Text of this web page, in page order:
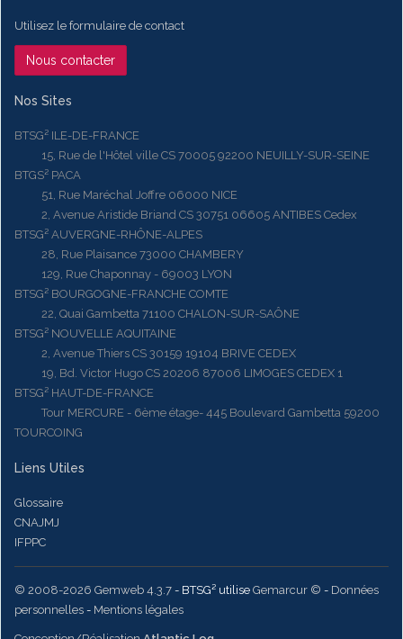
Utilisez le formulaire de contact
Nous contacter
Nos Sites
BTSG² ILE-DE-FRANCE
15, Rue de l'Hôtel ville CS 70005 92200 NEUILLY-SUR-SEINE
BTGS² PACA
51, Rue Maréchal Joffre 06000 NICE
2, Avenue Aristide Briand CS 30751 06605 ANTIBES Cedex
BTSG² AUVERGNE-RHÔNE-ALPES
28, Rue Plaisance 73000 CHAMBERY
129, Rue Chaponnay - 69003 LYON
BTSG² BOURGOGNE-FRANCHE COMTE
22, Quai Gambetta 71100 CHALON-SUR-SAÔNE
BTSG² NOUVELLE AQUITAINE
2, Avenue Thiers CS 30159 19104 BRIVE CEDEX
19, Bd. Victor Hugo CS 20206 87006 LIMOGES CEDEX 1
BTSG² HAUT-DE-FRANCE
Tour MERCURE - 6ème étage- 445 Boulevard Gambetta 59200
TOURCOING
Liens Utiles
Glossaire
CNAJMJ
IFPPC
© 2008-2026 Gemweb 4.3.7 - BTSG² utilise Gemarcur © - Données
personnelles - Mentions légales